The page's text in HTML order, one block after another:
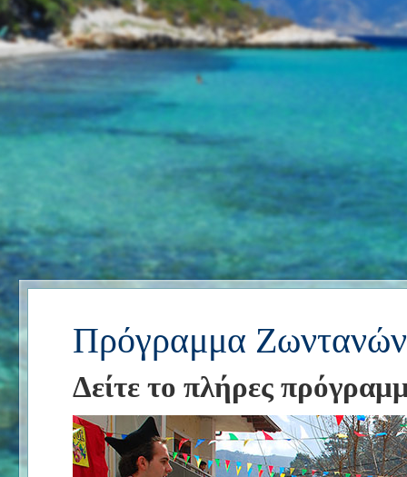
Πρόγραμμα
Δείτε το πλήρες